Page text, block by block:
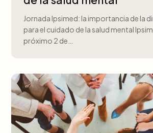
Jornada Ipsimed: la importancia de la
para el cuidado de la salud mental
próximo 2 de…